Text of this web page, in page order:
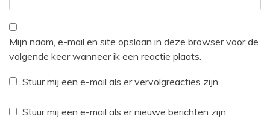
Mijn naam, e-mail en site opslaan in deze browser voor de
volgende keer wanneer ik een reactie plaats.
Stuur mij een e-mail als er vervolgreacties zijn.
Stuur mij een e-mail als er nieuwe berichten zijn.